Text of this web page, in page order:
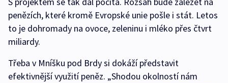
penězích, které kromě Evropské unie pošle i stát. Letos
to je dohromady na ovoce, zeleninu i mléko přes čtvrt
miliardy.
Třeba v Mníšku pod Brdy si dokáží představit
efektivnější využití peněz. „Shodou okolností nám